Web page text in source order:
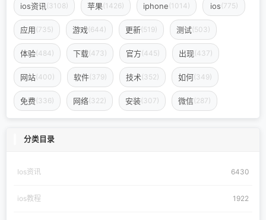
ios资讯 (3108) 苹果(1426) iphone(1014) ios(775)
应用(735) 游戏(644) 更新(519) 测试(503)
体验(484) 下载(473) 官方(445) 出现(437)
网站(400) 软件(379) 技术(352) 如何(349)
免费(336) 网络(322) 安装(307) 微信(287)
分类目录
Ios资讯 6430
ios教程 1922